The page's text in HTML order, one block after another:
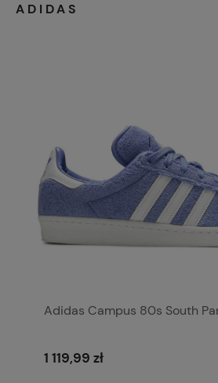
ADIDAS
Adidas Campus 80s South
1 119,99 zł